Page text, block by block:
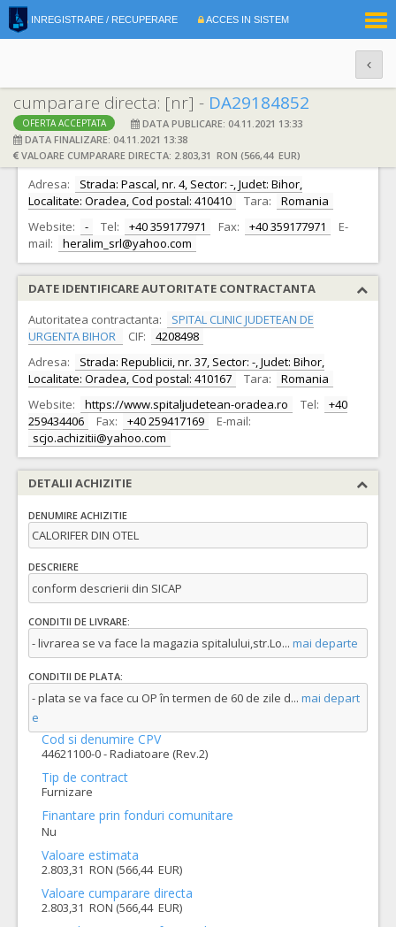
INREGISTRARE / RECUPERARE ACCES IN SISTEM
cumparare directa: [nr] - DA29184852
OFERTA ACCEPTATA
DATA PUBLICARE: 04.11.2021 13:33
DATA FINALIZARE: 04.11.2021 13:38
VALOARE CUMPARARE DIRECTA: 2.803,31 RON (566,44 EUR)
DATE IDENTIFICARE OFERTANT
Ofertant: S.C. HERALIM S.R.L. CIF: 21719948
Adresa:
Strada: Pascal, nr. 4, Sector: -, Judet: Bihor,
Localitate: Oradea, Cod postal: 410410
Tara:
Romania
Website:
- Tel: +40 359177971 Fax: +40 359177971
E-
mail:
heralim_srl@yahoo.com
DATE IDENTIFICARE AUTORITATE CONTRACTANTA
Autoritatea contractanta:
SPITAL CLINIC JUDETEAN DE
URGENTA BIHOR
CIF:
4208498
Adresa:
Strada: Republicii, nr. 37, Sector: -, Judet: Bihor,
Localitate: Oradea, Cod postal: 410167
Tara:
Romania
Website:
https://www.spitaljudetean-oradea.ro Tel:
+40
259434406
Fax: +40 259417169
E-mail:
scjo.achizitii@yahoo.com
DETALII ACHIZITIE
DENUMIRE ACHIZITIE
CALORIFER DIN OTEL
DESCRIERE
conform descrierii din SICAP
CONDITII DE LIVRARE:
- livrarea se va face la magazia spitalului,str.Lo... mai departe
CONDITII DE PLATA:
- plata se va face cu OP în termen de 60 de zile d... mai depart
e
Cod si denumire CPV
44621100-0 - Radiatoare (Rev.2)
Tip de contract
Furnizare
Finantare prin fonduri comunitare
Nu
Valoare estimata
2.803,31 RON (566,44 EUR)
Valoare cumparare directa
2.803,31 RON (566,44 EUR)